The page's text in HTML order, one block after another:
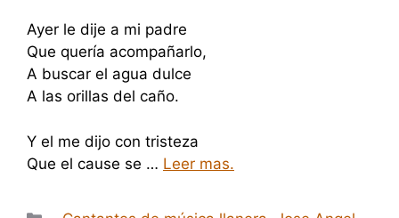
Ayer le dije a mi padre
Que quería acompañarlo,
A buscar el agua dulce
A las orillas del caño.
Y el me dijo con tristeza
Que el cause se … Leer mas.